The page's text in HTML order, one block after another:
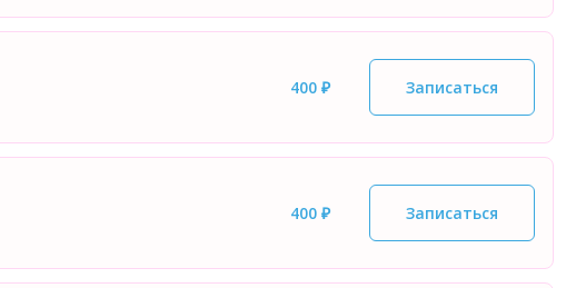
400 ₽ Записаться
400 ₽ Записаться